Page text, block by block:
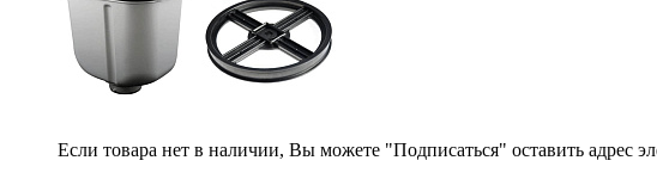
Если товара нет в наличии, Вы можете "Подписаться" оставить адрес